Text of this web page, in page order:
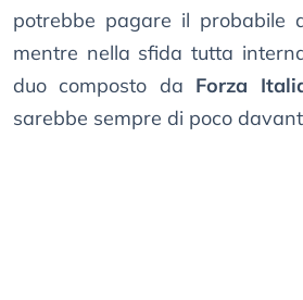
potrebbe pagare il probabile
mentre nella sfida tutta
duo composto da Forza
sarebbe sempre di poco